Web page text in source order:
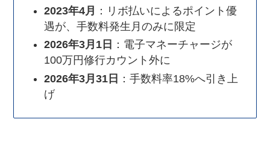
2023年4月
：リボ払いによるポイント優
遇が、手数料発生月のみに限定
2026年3月1日 ：電子マネーチャージが
100万円修行カウント外に
2026年3月31日 ：手数料率18%へ引き上
げ